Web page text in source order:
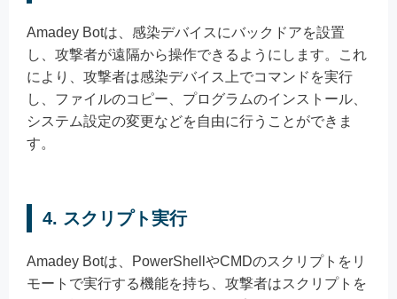
Amadey Botは、感染デバイスにバックドアを設置
し、攻撃者が遠隔から操作できるようにします。これ
により、攻撃者は感染デバイス上でコマンドを実行
し、ファイルのコピー、プログラムのインストール、
システム設定の変更などを自由に行うことができま
す。
4. スクリプト実行
Amadey Botは、PowerShellやCMDのスクリプトをリ
モートで実行する機能を持ち、攻撃者はスクリプトを